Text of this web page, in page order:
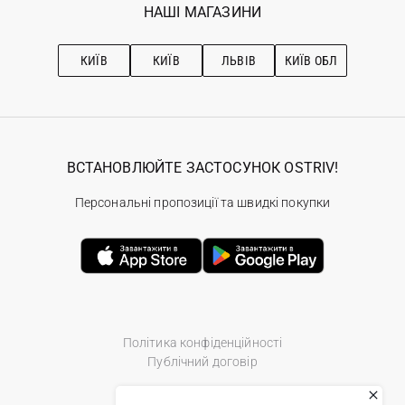
Ostriv Club+
Наші магазини
Рекомендації з догляду
НАШІ МАГАЗИНИ
КИЇВ КИЇВ ЛЬВІВ КИЇВ ОБЛ
Політика конфіденційності
Публічний договір
ВСТАНОВЛЮЙТЕ ЗАСТОСУНОК OSTRIV!
Персональні пропозиції та швидкі покупки